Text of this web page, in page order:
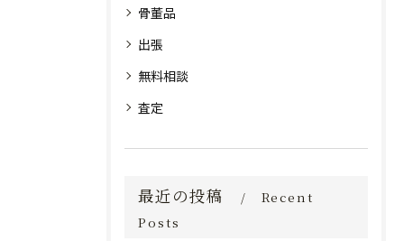
骨董品
出張
無料相談
査定
最近の投稿
Recent
Posts